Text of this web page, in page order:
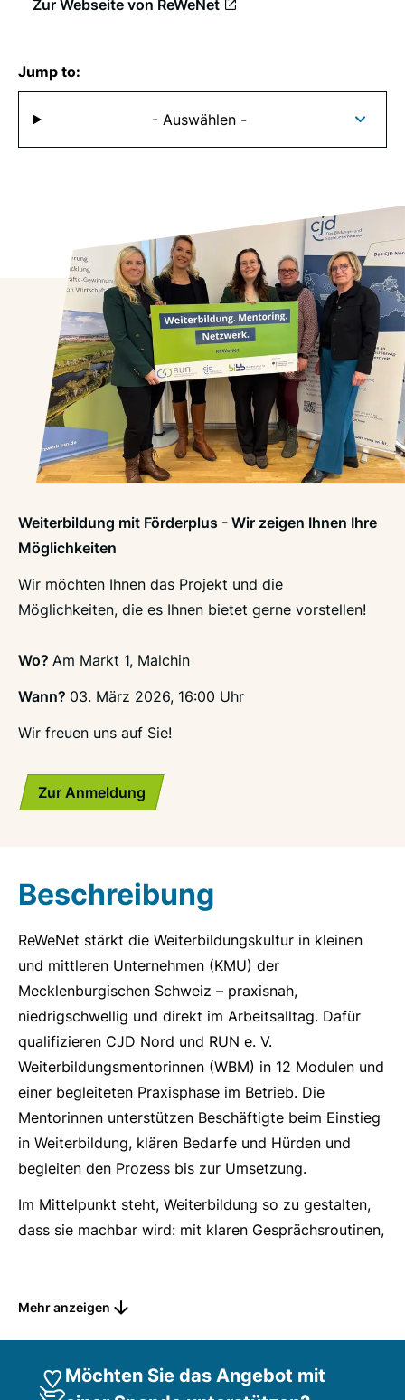
Zur Webseite von ReWeNet
Jump to:
- Auswählen -
Weiterbildung mit Förderplus - Wir zeigen Ihnen Ihre
Möglichkeiten
Wir möchten Ihnen das Projekt und die
Möglichkeiten, die es Ihnen bietet gerne vorstellen!
Wo? Am Markt 1, Malchin
Wann? 03. März 2026, 16:00 Uhr
Wir freuen uns auf Sie!
Zur Anmeldung
Beschreibung
ReWeNet stärkt die Weiterbildungskultur in kleinen
und mittleren Unternehmen (KMU) der
Mecklenburgischen Schweiz – praxisnah,
niedrigschwellig und direkt im Arbeitsalltag. Dafür
qualifizieren CJD Nord und RUN e. V.
Weiterbildungsmentorinnen (WBM) in 12 Modulen und
einer begleiteten Praxisphase im Betrieb. Die
Mentorinnen unterstützen Beschäftigte beim Einstieg
in Weiterbildung, klären Bedarfe und Hürden und
begleiten den Prozess bis zur Umsetzung.
Im Mittelpunkt steht, Weiterbildung so zu gestalten,
dass sie machbar wird: mit klaren Gesprächsroutinen,
Info-Hub bündelt Leitfäden, Checklisten und Vorlagen
Schwerpunkte der Qualifizierung:
Mehr anzeigen
Möchten Sie das Angebot mit